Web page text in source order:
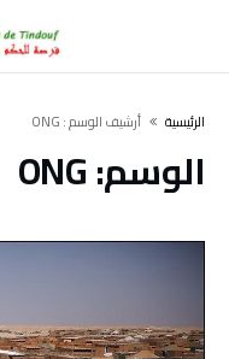
‫الرئيسية‬ ‫أرشيف الوسم :‬ ONG
الوسم:ONG